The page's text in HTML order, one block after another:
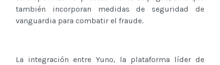
también incorporan medidas de seguridad de
vanguardia para combatir el fraude.
La integración entre Yuno, la plataforma líder de